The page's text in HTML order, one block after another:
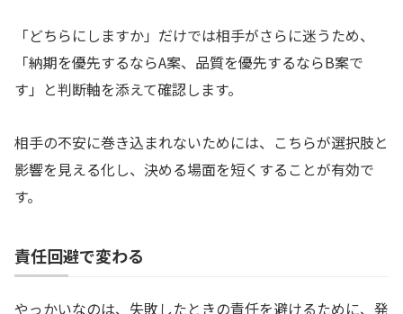
「どちらにしますか」だけでは相手がさらに迷うため、
「納期を優先するならA案、品質を優先するならB案で
す」と判断軸を添えて確認します。
相手の不安に巻き込まれないためには、こちらが選択肢と
影響を見える化し、決める場面を短くすることが有効で
す。
責任回避で変わる
やっかいなのは、失敗したときの責任を避けるために、発